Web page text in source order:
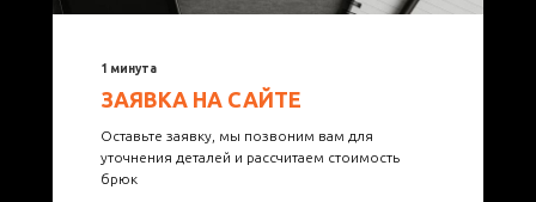
1 минута
ЗАЯВКА НА САЙТЕ
Оставьте заявку, мы позвоним вам для
уточнения деталей и рассчитаем стоимость
брюк